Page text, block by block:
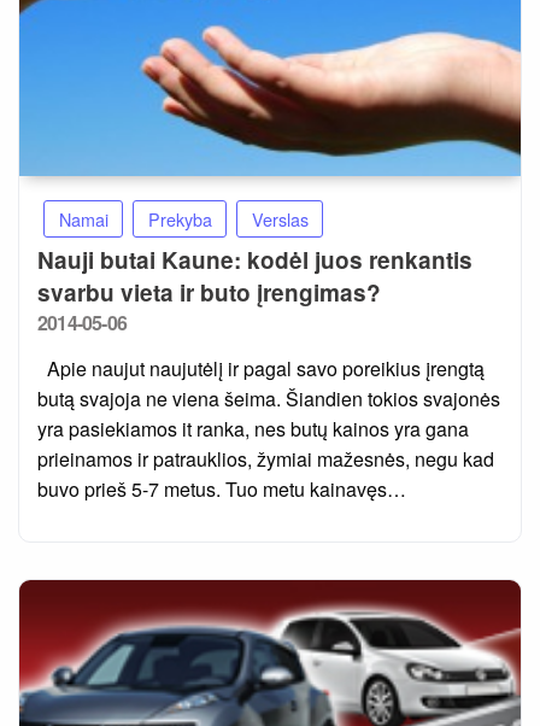
Namai Prekyba Verslas
Nauji butai Kaune: kodėl juos renkantis
svarbu vieta ir buto įrengimas?
Posted
2014-05-06
Apie naujut naujutėlį ir pagal savo poreikius įrengtą
butą svajoja ne viena šeima. Šiandien tokios svajonės
yra pasiekiamos it ranka, nes butų kainos yra gana
prieinamos ir patrauklios, žymiai mažesnės, negu kad
buvo prieš 5-7 metus. Tuo metu kainavęs…